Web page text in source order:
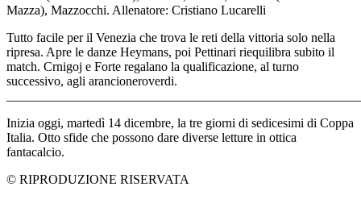
Mazza), Mazzocchi. Allenatore: Cristiano Lucarelli
Tutto facile per il Venezia che trova le reti della vittoria solo nella
ripresa. Apre le danze Heymans, poi Pettinari riequilibra subito il
match. Crnigoj e Forte regalano la qualificazione, al turno
successivo, agli arancioneroverdi.
Inizia oggi, martedì 14 dicembre, la tre giorni di sedicesimi di Coppa
Italia. Otto sfide che possono dare diverse letture in ottica
fantacalcio.
© RIPRODUZIONE RISERVATA